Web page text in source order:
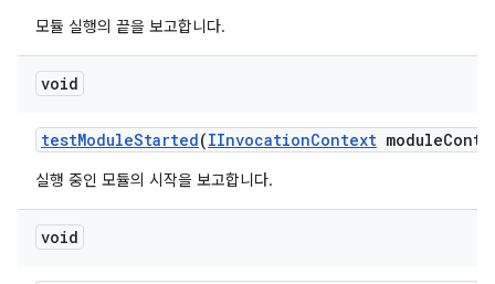
모듈 실행의 끝을 보고합니다.
void
testModuleStarted(IInvocationContext module
실행 중인 모듈의 시작을 보고합니다.
void